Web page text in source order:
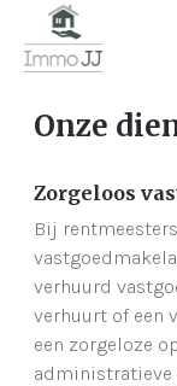
Onze
Zorgeloos
Bij
verhuurd
verhuurt of een
een zorgeloze
administratieve